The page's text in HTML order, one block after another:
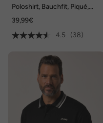
Poloshirt, Bauchfit, Piqué,
39,99€
4.5
(38)